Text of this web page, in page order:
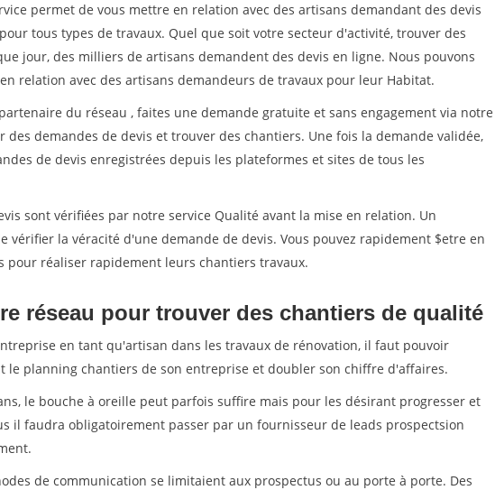
permet de vous mettre en relation avec des artisans demandant des devis
tous types de travaux. Quel que soit votre secteur d'activité, trouver des
jour, des milliers de artisans demandent des devis en ligne. Nous pouvons
relation avec des artisans demandeurs de travaux pour leur Habitat.
du réseau , faites une demande gratuite et sans engagement via notre
demandes de devis et trouver des chantiers. Une fois la demande validée,
de devis enregistrées depuis les plateformes et sites de tous les
sont vérifiées par notre service Qualité avant la mise en relation. Un
vérifier la véracité d'une demande de devis. Vous pouvez rapidement $etre en
pour réaliser rapidement leurs chantiers travaux.
réseau pour trouver des chantiers de qualité
en tant qu'artisan dans les travaux de rénovation, il faut pouvoir
le planning chantiers de son entreprise et doubler son chiffre d'affaires.
le bouche à oreille peut parfois suffire mais pour les désirant progresser et
il faudra obligatoirement passer par un fournisseur de leads prospectsion
de communication se limitaient aux prospectus ou au porte à porte. Des